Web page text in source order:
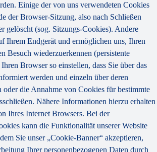
Einige der von uns verwendeten Cookies
der Browser-Sitzung, also nach Schließen
gelöscht (sog. Sitzungs-Cookies). Andere
Ihrem Endgerät und ermöglichen uns, Ihren
Besuch wiederzuerkennen (persistente
Browser so einstellen, dass Sie über das
werden und einzeln über deren
oder die Annahme von Cookies für bestimmte
Nähere Informationen hierzu erhalten
Ihres Internet Browsers. Bei der
kann die Funktionalität unserer Website
Sie unser „Cookie-Banner“ akzeptieren,
Ihrer personenbezogenen Daten durch